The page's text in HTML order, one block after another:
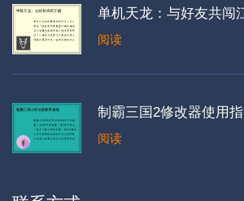
单机天龙：与好友共闯
阅读
制霸三国2修改器使用
阅读